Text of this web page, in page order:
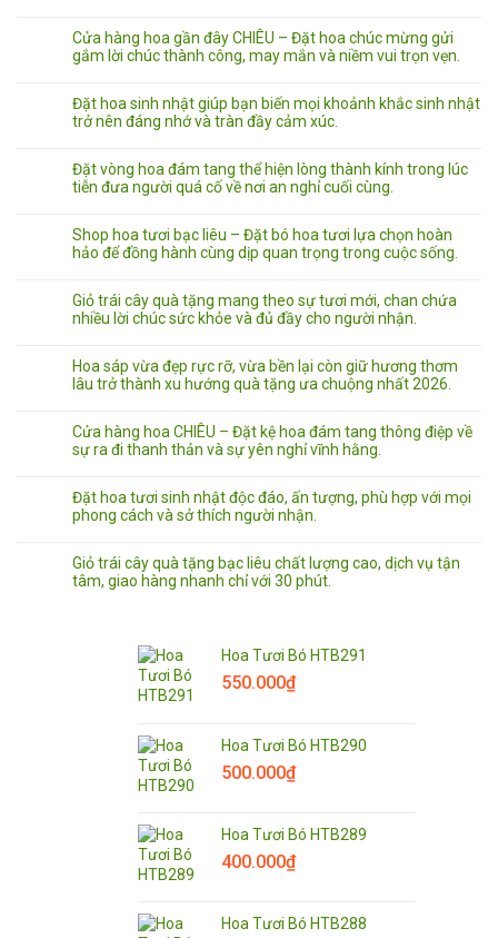
Cửa hàng hoa gần đây CHIÊU – Đặt hoa chúc mừng gửi
gắm lời chúc thành công, may mắn và niềm vui trọn vẹn.
Đặt hoa sinh nhật giúp bạn biến mọi khoảnh khắc sinh nhật
trở nên đáng nhớ và tràn đầy cảm xúc.
Đặt vòng hoa đám tang thể hiện lòng thành kính trong lúc
tiễn đưa người quá cố về nơi an nghỉ cuối cùng.
Shop hoa tươi bạc liêu – Đặt bó hoa tươi lựa chọn hoàn
hảo để đồng hành cùng dịp quan trọng trong cuộc sống.
Giỏ trái cây quà tặng mang theo sự tươi mới, chan chứa
nhiều lời chúc sức khỏe và đủ đầy cho người nhận.
Hoa sáp vừa đẹp rực rỡ, vừa bền lại còn giữ hương thơm
lâu trở thành xu hướng quà tặng ưa chuộng nhất 2026.
Cửa hàng hoa CHIÊU – Đặt kệ hoa đám tang thông điệp về
sự ra đi thanh thản và sự yên nghỉ vĩnh hằng.
Đặt hoa tươi sinh nhật độc đáo, ấn tượng, phù hợp với mọi
phong cách và sở thích người nhận.
Giỏ trái cây quà tặng bạc liêu chất lượng cao, dịch vụ tận
tâm, giao hàng nhanh chỉ với 30 phút.
Hoa Tươi Bó HTB291
550.000₫
Hoa Tươi Bó HTB290
500.000₫
Hoa Tươi Bó HTB289
400.000₫
Hoa Tươi Bó HTB288